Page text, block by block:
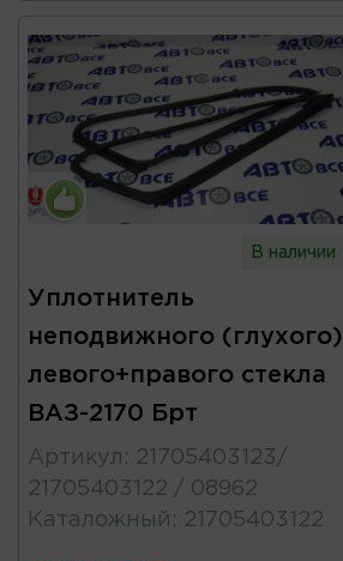
В наличии
Уплотнитель
неподвижного (глухого)
левого+правого стекла
ВАЗ-2170 Брт
Артикул : 21705403123/
21705403122 / 08962
Каталожный : 21705403122